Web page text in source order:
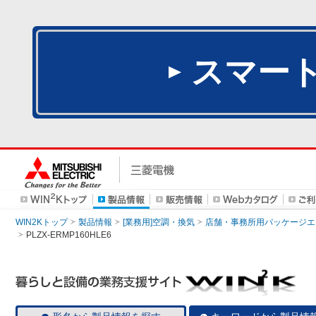
スマー
WIN2Kトップ 製品情報 [業務用]空調・換気
店舗・事務所用パッケージ
PLZX-ERMP160HLE6